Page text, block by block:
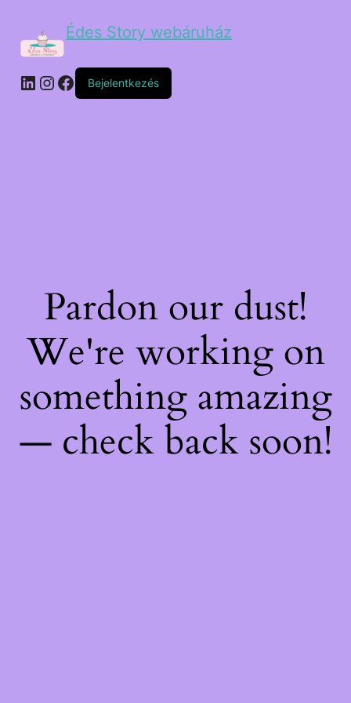
Édes Story webáruház
Bejelentkezés
Pardon our dust!
We're working on
something amazing
— check back soon!